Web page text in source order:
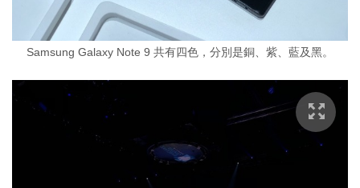
Samsung Galaxy Note 9 共有四色，分別是銅、紫、藍及黑。